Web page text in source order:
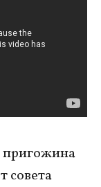
пригожина
совета